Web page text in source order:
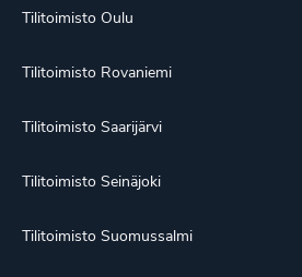
Tilitoimisto Oulu
Tilitoimisto Rovaniemi
Tilitoimisto Saarijärvi
Tilitoimisto Seinäjoki
Tilitoimisto Suomussalmi